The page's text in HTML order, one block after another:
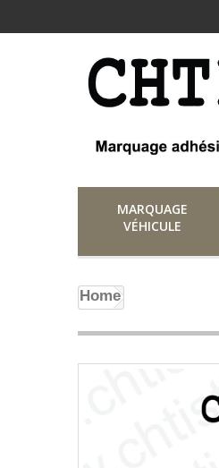
MARQUAGE
VÉHICULE
Home